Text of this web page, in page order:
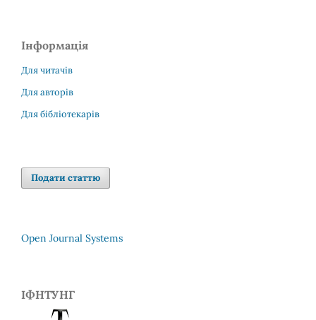
Інформація
Для читачів
Для авторів
Для бібліотекарів
Подати статтю
Open Journal Systems
ІФНТУНГ